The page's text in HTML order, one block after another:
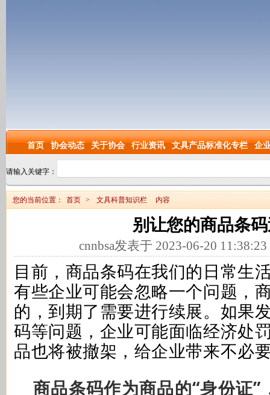
首页 协会动态 关于协会 行业资讯 文具产品标准化专栏 企
请输入关键字：
您的当前位置： 首页 > 文具科普知识栏 内容
别让您的商品条
cnnbsa发表于 2023-06-20
目前，商品条码在我们的日常生
有些企业可能会忽略一个问题，
的，到期了需要进行续展。如果
码等问题，企业可能面临经济处
品也将被撤架，给企业带来不必
商品条码作为商品的“身份证”